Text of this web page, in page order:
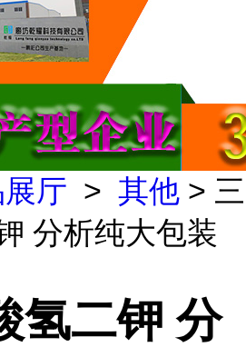
厅 > 其他 > 三
分析纯大包装
氢二钾 分